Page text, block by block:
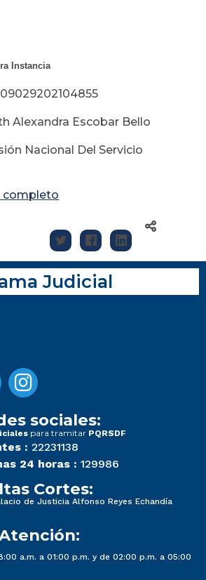
Instancia
Alexandra Escobar Bello
Nacional Del Servicio
completo
Judicial
sociales:
para tramitar PQRSDF
: 22231138
24 horas : 129986
Cortes:
de Justicia Alfonso Reyes Echandía
a.m. a 01:00 p.m. y de 02:00 p.m. a 05:00